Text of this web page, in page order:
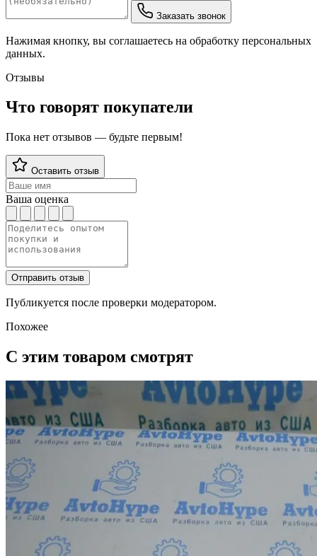
Заказать звонок
Нажимая кнопку, вы соглашаетесь на обработку персональных
данных.
Отзывы
Что говорят покупатели
Пока нет отзывов — будьте первым!
Оставить отзыв
Ваша оценка
Отправить отзыв
Публикуется после проверки модератором.
Похожее
С этим товаром смотрят